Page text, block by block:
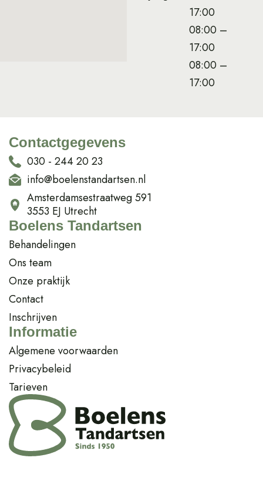
17:00
08:00 –
17:00
08:00 –
17:00
Contactgegevens
030 - 244 20 23
info@boelenstandartsen.nl
Amsterdamsestraatweg 591
3553 EJ Utrecht
Boelens Tandartsen
Behandelingen
Ons team
Onze praktijk
Contact
Inschrijven
Informatie
Algemene voorwaarden
Privacybeleid
Tarieven